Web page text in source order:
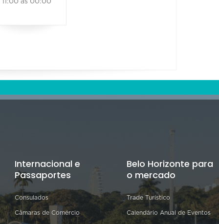
às 00:00
Internacional e
Passaportes
Consulados
Câmaras de Comércio
Belo Horizonte para
o mercado
Trade Turístico
Calendário Anual de Eventos